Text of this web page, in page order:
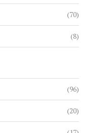
(70)
(8)
(96)
(20)